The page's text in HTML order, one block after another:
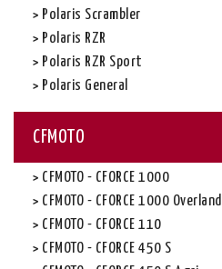
Polaris Scrambler
Polaris RZR
Polaris RZR Sport
Polaris General
CFMOTO
CFMOTO - CFORCE 1000
CFMOTO - CFORCE 1000 Overland
CFMOTO - CFORCE 110
CFMOTO - CFORCE 450 S